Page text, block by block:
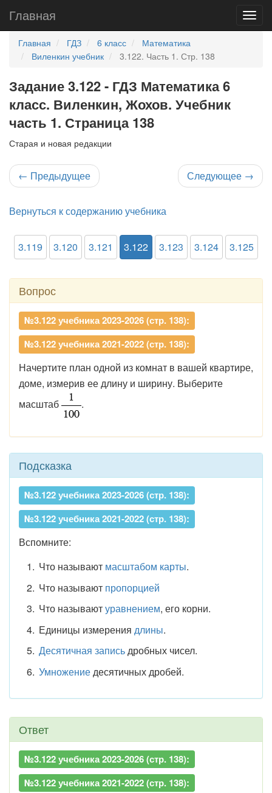
Главная
Главная ГДЗ 6 класс
Математика
Виленкин учебник
3.122. Часть 1. Стр. 138
Задание 3.122 - ГДЗ Математика 6
класс. Виленкин, Жохов. Учебник
часть 1. Страница 138
Старая и новая редакции
← Предыдущее Следующее →
Вернуться к содержанию учебника
3.119 3.120 3.121 3.122 3.123 3.124 3.125
Вопрос
№3.122 учебника 2023-2026 (стр. 138):
№3.122 учебника 2021-2022 (стр. 138):
Начертите план одной из комнат в вашей квартире,
доме, измерив ее длину и ширину. Выберите
масштаб
.
Подсказка
№3.122 учебника 2023-2026 (стр. 138):
№3.122 учебника 2021-2022 (стр. 138):
Вспомните:
Что называют масштабом карты.
Что называют пропорцией
Что называютуравнением, его корни.
Единицы измерения длины.
Десятичная записьдробных чисел.
Умножениедесятичных дробей.
Ответ
№3.122 учебника 2023-2026 (стр. 138):
№3.122 учебника 2021-2022 (стр. 138):